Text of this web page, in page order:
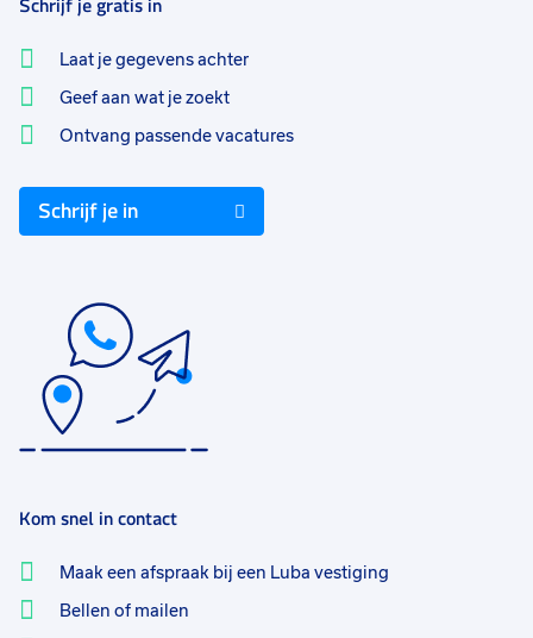
Laat je gegevens achter
Geef aan wat je zoekt
Ontvang passende vacatures
Schrijf je in
Kom snel in contact
Maak een afspraak bij een Luba vestiging
Bellen of mailen